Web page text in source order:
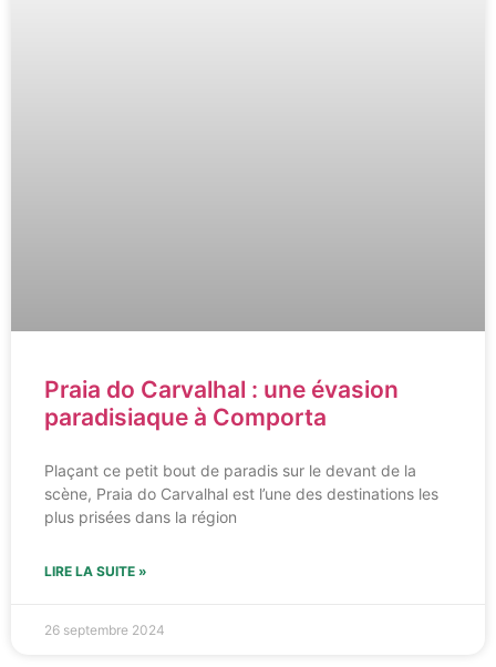
Praia do Carvalhal : une évasion
paradisiaque à Comporta
Plaçant ce petit bout de paradis sur le devant de la
scène, Praia do Carvalhal est l’une des destinations les
plus prisées dans la région
LIRE LA SUITE »
26 septembre 2024